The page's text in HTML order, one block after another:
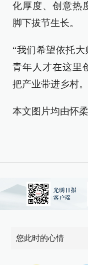
化厚度、创意热
脚下拔节生长。
“我们希望依托
青年人才在这里
把产业带进乡村。
本文图片均由怀
您此时的心情